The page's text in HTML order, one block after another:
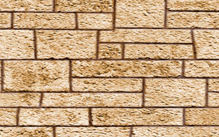
Deprimo
Descendo
Draconifors
Ebublio
Emuvilus
Engorgio Skullus
Entomorphis
Everte Statum
Expellimellius
Expulso
Flagrante
Flederwichtfluch
Flipendo
Fracto Strata
Fulgari
Furnunculus
Glacius
Inanimatus
Konjunktivitis-Fluch